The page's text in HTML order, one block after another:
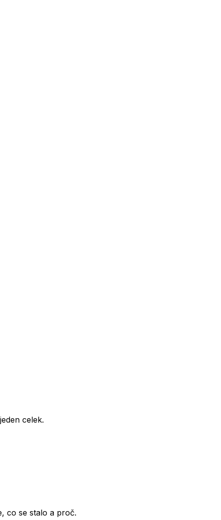
celek.
co se stalo a proč.